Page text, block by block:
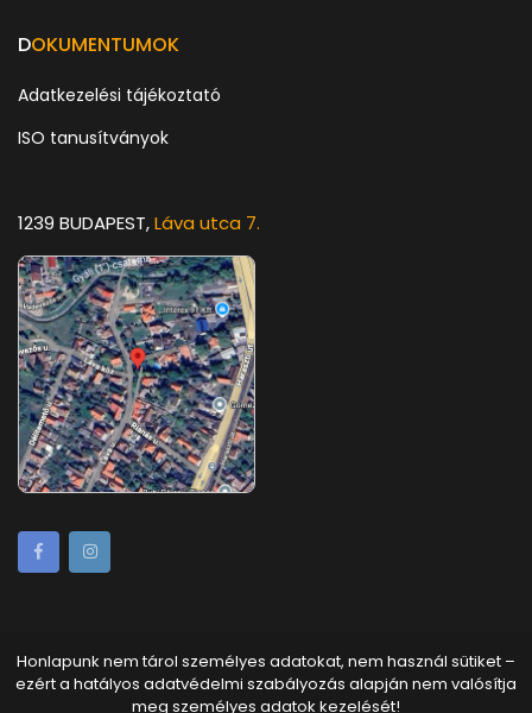
DOKUMENTUMOK
Adatkezelési tájékoztató
ISO tanusítványok
1239 BUDAPEST,Láva utca 7.
Honlapunk nem tárol személyes adatokat, nem használ sütiket –
ezért a hatályos adatvédelmi szabályozás alapján nem valósítja
meg személyes adatok kezelését!